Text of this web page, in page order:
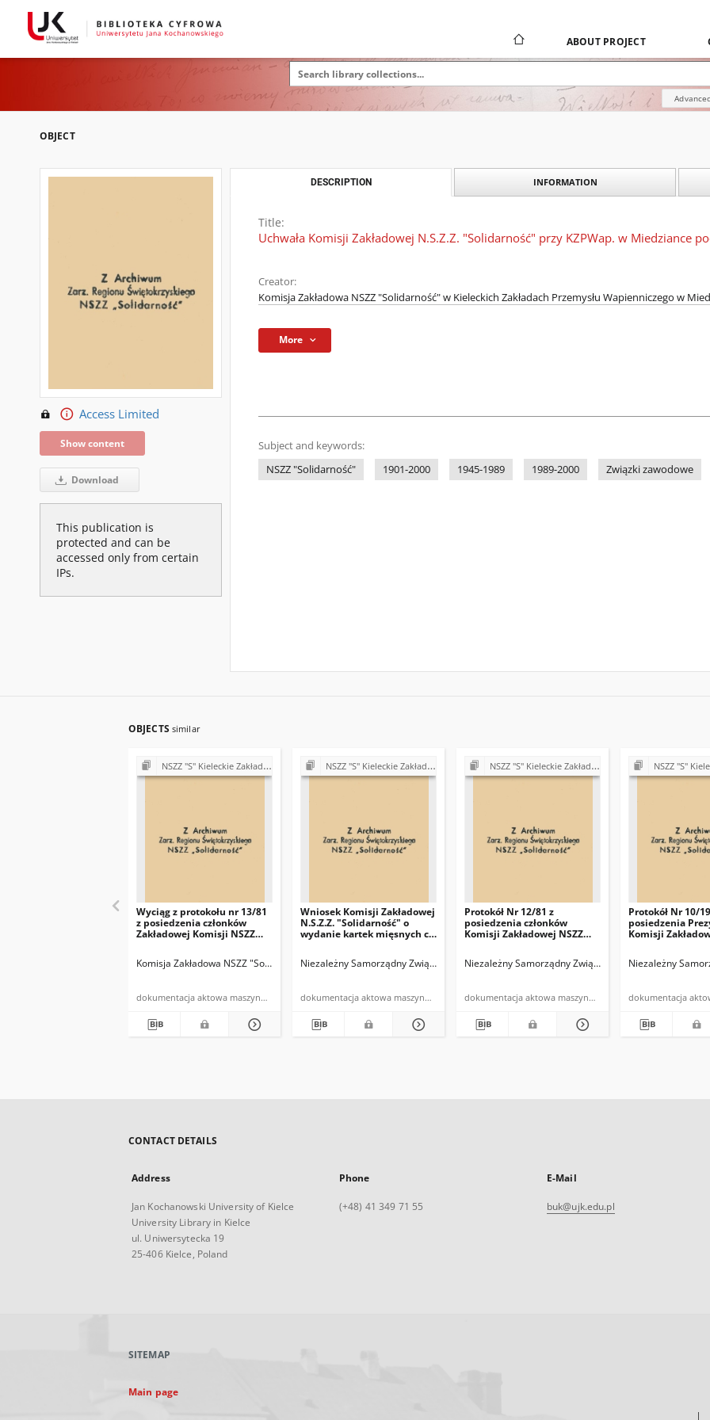
ABOUT PROJECT
OBJECT
Access Limited
Show content
Download
This publication is
protected and can be
accessed only from certain
IPs.
DESCRIPTION INFORMATION
Title:
Uchwała Komisji Zakładowej N.S.Z.Z. "Solidarność" przy KZPWap. w Miedziance
Creator:
Komisja Zakładowa NSZZ "Solidarność" w Kieleckich Zakładach Przemysłu Wapienniczego w
More
Subject and keywords:
NSZZ "Solidarność"
1901-2000 1945-1989 1989-2000 Związki zawodowe
OBJECTS similar
NSZZ "S" Kieleckie Zakłady Przemysłu Wapienniczego Miedzianka k/Kielc
Wyciąg z protokołu nr 13/81
z posiedzenia członków
Zakładowej Komisji NSZZ
27.10.1981r.
Komisja Zakładowa NSZZ "Solidarność" w Miedziance Kieleckie Zakłady Przemysłu Wapienniczego Miedzianka k/Kielc
dokumentacja aktowa maszynopis
NSZZ "S" Kieleckie Zakłady Przemysłu Wapienniczego Miedzianka k/Kielc
Wniosek Komisji Zakładowej
N.S.Z.Z. "Solidarność" o
wydanie kartek mięsnych c-
Niezależny Samorządny Związek Zawodowy "Solidarność" w Kieleckich Zakładach
dokumentacja aktowa maszynopis
NSZZ "S" Kieleckie Zakłady Przemysłu Wapienniczego Miedzianka k/Kielc
Protokół Nr 12/81 z
posiedzenia członków
Komisji Zakładowej NSZZ
przedstawiciela Związków
Branżowych i członków
Niezależny Samorządny Związek Zawodowy
dokumentacja aktowa maszynopis
NSZZ "S" Kieleckie Zakłady
Protokół Nr 10/
posiedzenia
Komisji
w Miedziance
dniu 10.09.1981r.
Niezależny
CONTACT DETAILS
Address
Jan Kochanowski University of Kielce
University Library in Kielce
ul. Uniwersytecka 19
25-406 Kielce, Poland
Phone
(+48) 41 349 71 55
E-Mail
buk@ujk.edu.pl
SITEMAP
Main page